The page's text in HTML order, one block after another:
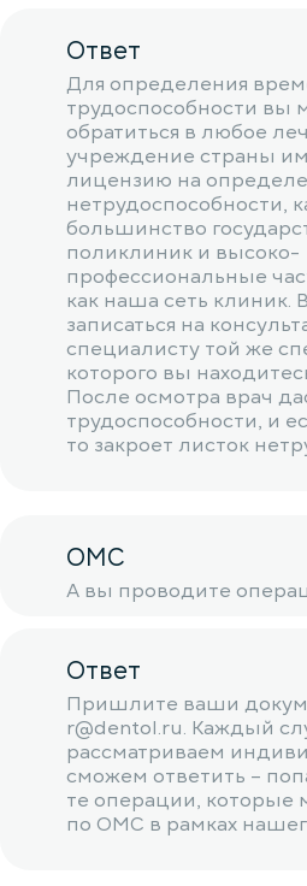
Ответ
Для определения
трудоспособности вы
обратиться в любое
учреждение страны
лицензию на
нетрудоспособности,
большинство
поликлиник и высоко-
профессиональные
как наша сеть клиник.
записаться на
специалисту той же
которого вы
После осмотра врач
трудоспособности, и
то закроет листок
ОМС
А вы проводите
Ответ
Пришлите ваши
r@dentol.ru. Каждый
рассматриваем
сможем ответить –
те операции,
по ОМС в рамках